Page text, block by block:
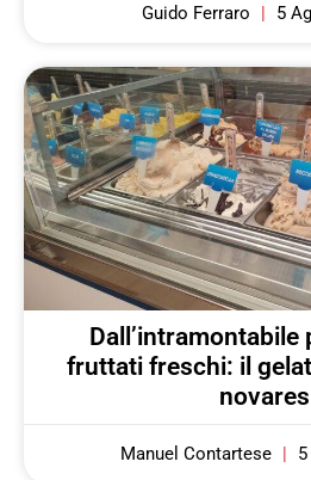
Guido Ferraro 5
Dall’intramontabile
fruttati freschi: il
Manuel Contartese